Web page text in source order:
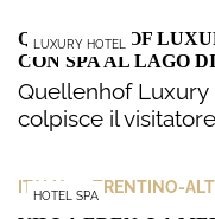
LUXURY HOTEL
QUELLENHOF
CON SPA AL LAGO
Quellenhof Luxury
colpisce il
HOTEL SPA
ITALIA > TRENTINO-